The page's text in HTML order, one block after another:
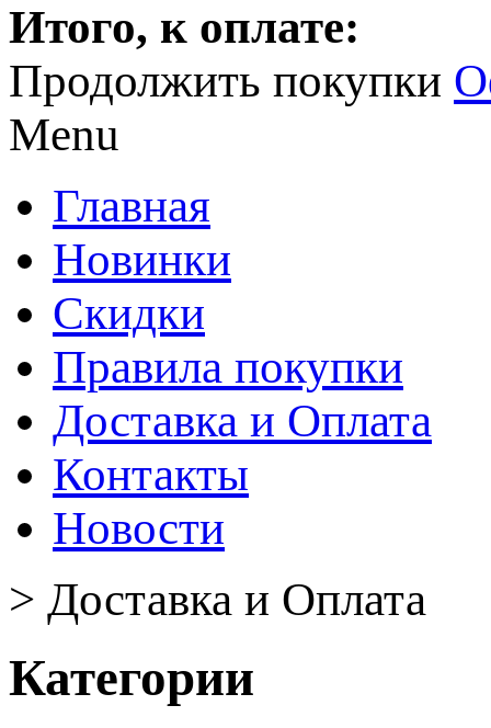
Итого, к оплате:
Продолжить покупки
Menu
Главная
Новинки
Скидки
Правила покупки
Доставка и Оплата
Контакты
Новости
> Доставка и Оплата
Категории